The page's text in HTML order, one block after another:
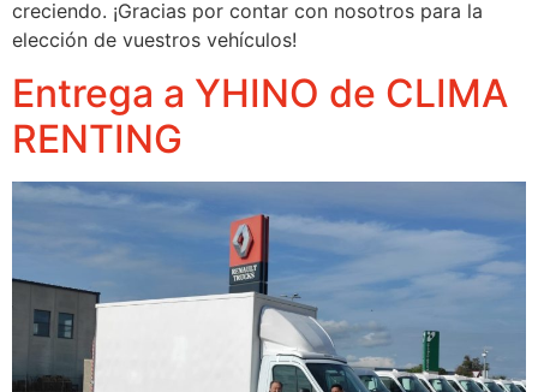
creciendo. ¡Gracias por contar con nosotros para la
elección de vuestros vehículos!
Entrega a YHINO de CLIMA
RENTING